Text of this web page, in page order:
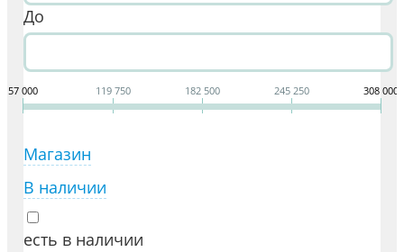
До
57 000 119 750 182 500 245 250 308 000
Магазин
В наличии
есть в наличии